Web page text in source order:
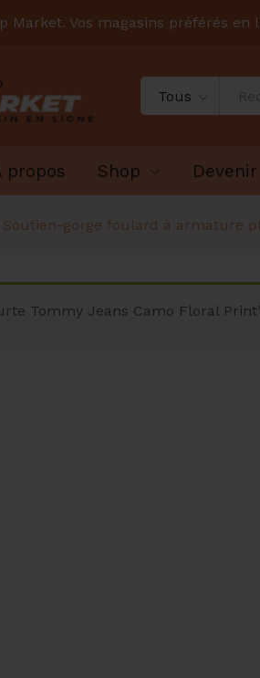
Market. Vos magasins préférés en
Tous
propos Shop
Soutien-gorge foulard à armature
Tommy Jeans Camo Floral